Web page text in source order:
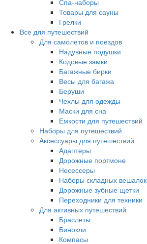
Спа-наборы
Товары для сауны
Грелки
Все для путешествий
Для самолетов и поездов
Надувные подушки
Кодовые замки
Багажные бирки
Весы для багажа
Беруши
Чехлы для одежды
Маски для сна
Емкости для путешествий
Наборы для путешествий
Аксессуары для путешествий
Адаптеры
Дорожные портмоне
Несессеры
Наборы складных вешалок
Дорожные зубные щетки
Переходники для техники
Для активных путешествий
Браслеты
Бинокли
Компасы